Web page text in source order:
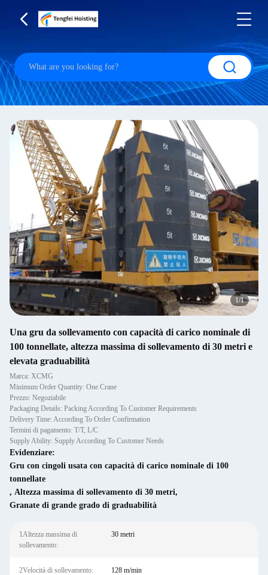
1/1
Una gru da sollevamento con capacità di carico nominale di
100 tonnellate, altezza massima di sollevamento di 30 metri e
elevata graduabilità
Marca: XCMG
Minimum Order Quantity: One Crane
Prezzo: Negoziabile
Packaging Details: Packing According To Customer Requirements
Delivery Time: According To Order Confirmation
Termini di pagamento: T/T, L/C
Supply Ability: Supply According To Customer Needs
Evidenziare:
Gru con cingoli usata con capacità di carico nominale di 100
tonnellate
, Altezza massima di sollevamento di 30 metri,
Granate di grande grado di graduabilità
1Altezza massima di
sollevamento:
30 metri
2Velocità di sollevamento: 128 m/min